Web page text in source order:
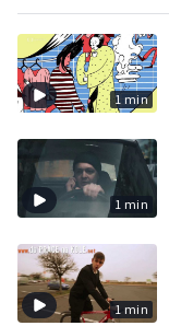
1 min
1 min
1 min